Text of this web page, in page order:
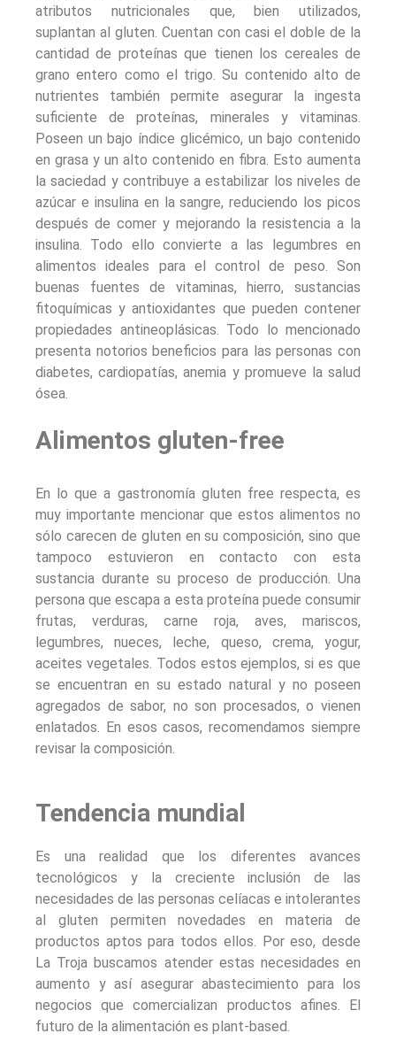
atributos nutricionales que, bien utilizados,
suplantan al gluten. Cuentan con casi el doble de la
cantidad de proteínas que tienen los cereales de
grano entero como el trigo. Su contenido alto de
nutrientes también permite asegurar la ingesta
suficiente de proteínas, minerales y vitaminas.
Poseen un bajo índice glicémico, un bajo contenido
en grasa y un alto contenido en fibra. Esto aumenta
la saciedad y contribuye a estabilizar los niveles de
azúcar e insulina en la sangre, reduciendo los picos
después de comer y mejorando la resistencia a la
insulina. Todo ello convierte a las legumbres en
alimentos ideales para el control de peso. Son
buenas fuentes de vitaminas, hierro, sustancias
fitoquímicas y antioxidantes que pueden contener
propiedades antineoplásicas. Todo lo mencionado
presenta notorios beneficios para las personas con
diabetes, cardiopatías, anemia y promueve la salud
ósea.
Alimentos gluten-free
En lo que a gastronomía gluten free respecta, es
muy importante mencionar que estos alimentos no
sólo carecen de gluten en su composición, sino que
tampoco estuvieron en contacto con esta
sustancia durante su proceso de producción. Una
persona que escapa a esta proteína puede consumir
frutas, verduras, carne roja, aves, mariscos,
legumbres, nueces, leche, queso, crema, yogur,
aceites vegetales. Todos estos ejemplos, si es que
se encuentran en su estado natural y no poseen
agregados de sabor, no son procesados, o vienen
enlatados. En esos casos, recomendamos siempre
revisar la composición.
Tendencia mundial
Es una realidad que los diferentes avances
tecnológicos y la creciente inclusión de las
necesidades de las personas celíacas e intolerantes
al gluten permiten novedades en materia de
productos aptos para todos ellos. Por eso, desde
La Troja buscamos atender estas necesidades en
aumento y así asegurar abastecimiento para los
negocios que comercializan productos afines. El
futuro de la alimentación es plant-based.